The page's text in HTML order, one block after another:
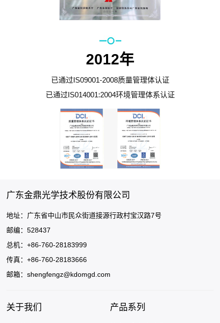
2012年
已通过IS09001-2008质量管理体认证
已通过IS014001:2004环境管理体系认证
广东金鼎光学技术股份有限公司
地址：广东省中山市民众街道接源行政村宝汉路7号
邮编：528437
总机：+86-760-28183999
传真：+86-760-28183666
邮箱：shengfengz@kdomgd.com
关于我们 产品系列